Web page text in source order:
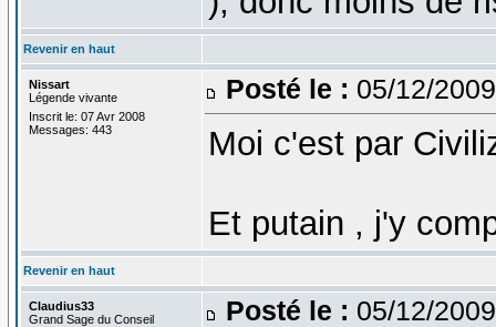
Revenir en haut
Nissart
Légende vivante
Inscrit le: 07 Avr 2008
Messages: 443
Posté le : 05/12/
Moi c'est par
Et putain , j'y
Revenir en haut
Claudius33
Grand Sage du Conseil
Posté le : 05/12/